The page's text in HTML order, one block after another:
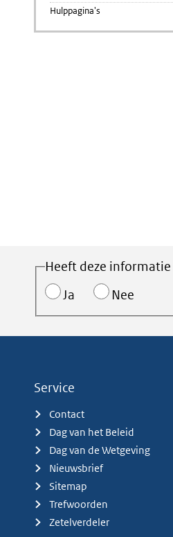
Hulppagina's
Heeft deze
Ja
Nee
Service
Contact
Dag van het Beleid
Dag van de Wetgeving
Nieuwsbrief
Sitemap
Trefwoorden
Zetelverdeler